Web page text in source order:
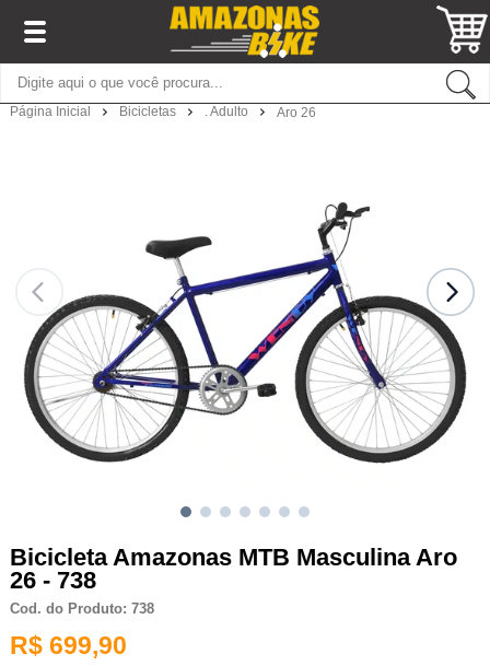
Página Inicial Bicicletas . Adulto Aro 26
Bicicleta Amazonas MTB Masculina Aro
26 - 738
Cod. do Produto: 738
R$ 699,90